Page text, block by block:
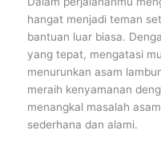
hangat menjadi teman
bantuan luar biasa.
yang tepat, mengatasi
menurunkan asam
meraih kenyamanan
menangkal masalah
sederhana dan alami.